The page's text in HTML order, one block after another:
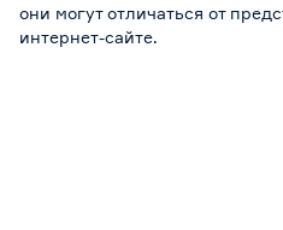
они могут отличаться от
интернет-сайте.